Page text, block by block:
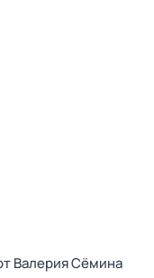
Валерия Сёмина